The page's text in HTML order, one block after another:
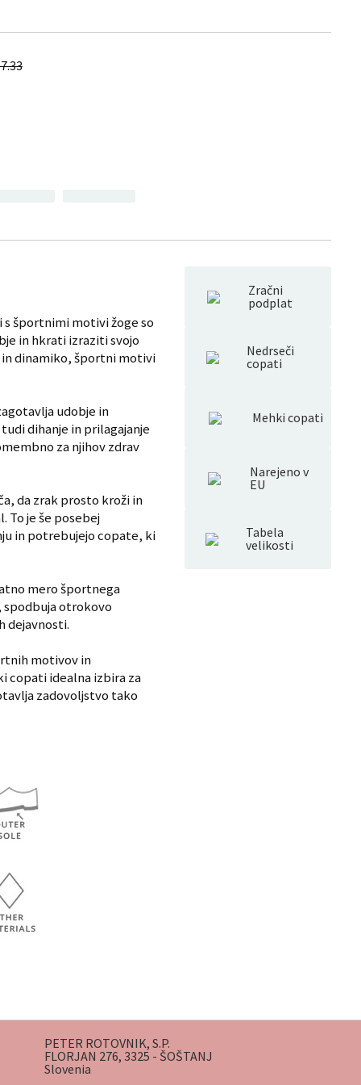
športnimi motivi žoge so
in hkrati izraziti svojo
in dinamiko, športni motivi
udobje in
dihanje in prilagajanje
za njihov zdrav
da zrak prosto kroži in
To je še posebej
in potrebujejo copate, ki
mero športnega
spodbuja otrokovo
dejavnosti.
motivov in
copati idealna izbira za
zadovoljstvo tako
Zračni
podplat
Nedrseči
copati
Mehki copati
Narejeno v
EU
Tabela
velikosti
PETER ROTOVNIK, S.P.
FLORJAN 276, 3325 - ŠOŠTANJ
Slovenia